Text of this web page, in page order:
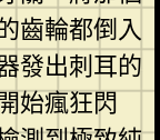
齒輪都倒入
發出刺耳的
始瘋狂閃